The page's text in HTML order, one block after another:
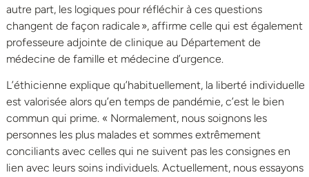
autre part, les logiques pour réfléchir à ces questions
changent de façon radicale », affirme celle qui est également
professeure adjointe de clinique au Département de
médecine de famille et médecine d’urgence.
L’éthicienne explique qu’habituellement, la liberté individuelle
est valorisée alors qu’en temps de pandémie, c’est le bien
commun qui prime. « Normalement, nous soignons les
personnes les plus malades et sommes extrêmement
conciliants avec celles qui ne suivent pas les consignes en
lien avec leurs soins individuels. Actuellement, nous essayons